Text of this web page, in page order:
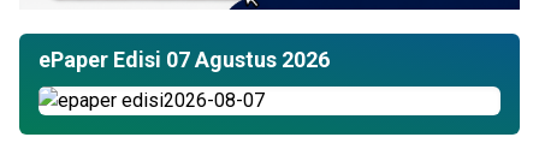
ePaper Edisi 07 Agustus 2026